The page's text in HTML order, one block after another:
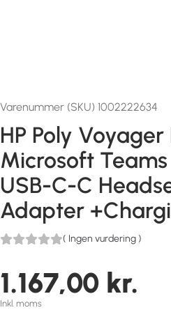
Varenummer (SKU) 1002222634
HP Poly Voyager
Microsoft
USB-C-C
Adapter
( Ingen vurdering )
1.167,00 kr.
Inkl. moms